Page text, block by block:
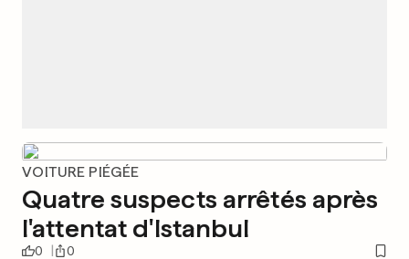
VOITURE PIÉGÉE
Quatre suspects arrêtés après
l'attentat d'Istanbul
0 0